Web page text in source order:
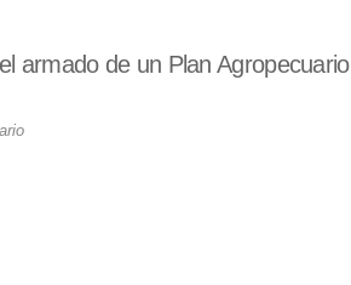
armado de un Plan Agropecuario